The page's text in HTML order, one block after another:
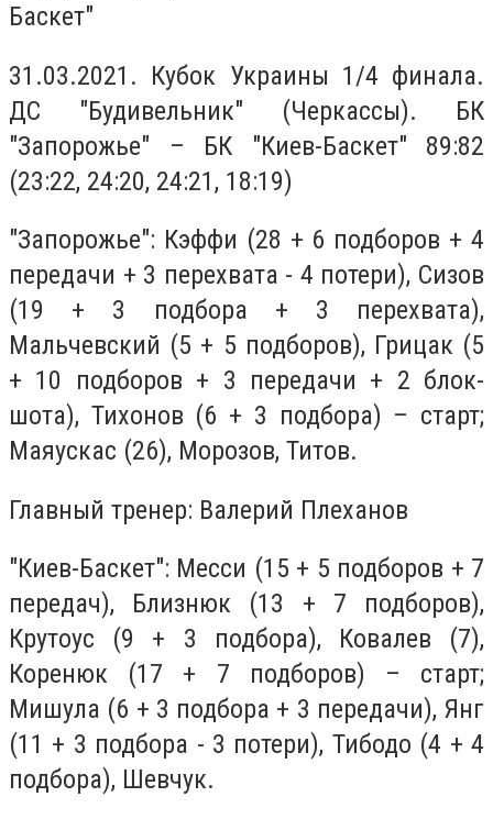
Баскет"
31.03.2021. Кубок Украины 1/4 финала.
ДС "Будивельник" (Черкассы). БК
"Запорожье" – БК "Киев-Баскет" 89:82
(23:22, 24:20, 24:21, 18:19)
"Запорожье": Кэффи (28 + 6 подборов + 4
передачи + 3 перехвата - 4 потери), Сизов
(19 + 3 подбора + 3 перехвата),
Мальчевский (5 + 5 подборов), Грицак (5
+ 10 подборов + 3 передачи + 2 блок-
шота), Тихонов (6 + 3 подбора) – старт;
Маяускас (26), Морозов, Титов.
Главный тренер: Валерий Плеханов
"Киев-Баскет": Месси (15 + 5 подборов + 7
передач), Близнюк (13 + 7 подборов),
Крутоус (9 + 3 подбора), Ковалев (7),
Коренюк (17 + 7 подборов) – старт;
Мишула (6 + 3 подбора + 3 передачи), Янг
(11 + 3 подбора - 3 потери), Тибодо (4 + 4
подбора), Шевчук.